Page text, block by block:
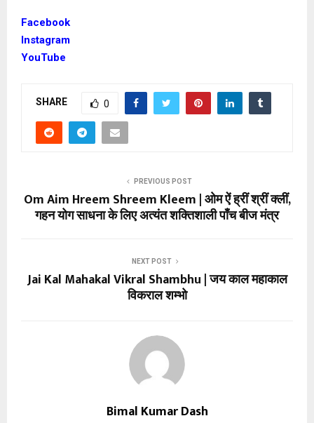
Facebook
Instagram
YouTube
SHARE 0
PREVIOUS POST
Om Aim Hreem Shreem Kleem | ओम ऐं ह्रीं श्रीं क्लीं,
गहन योग साधना के लिए अत्यंत शक्तिशाली पाँच बीज मंत्र
NEXT POST
Jai Kal Mahakal Vikral Shambhu | जय काल महाकाल
विकराल शम्भो
Bimal Kumar Dash